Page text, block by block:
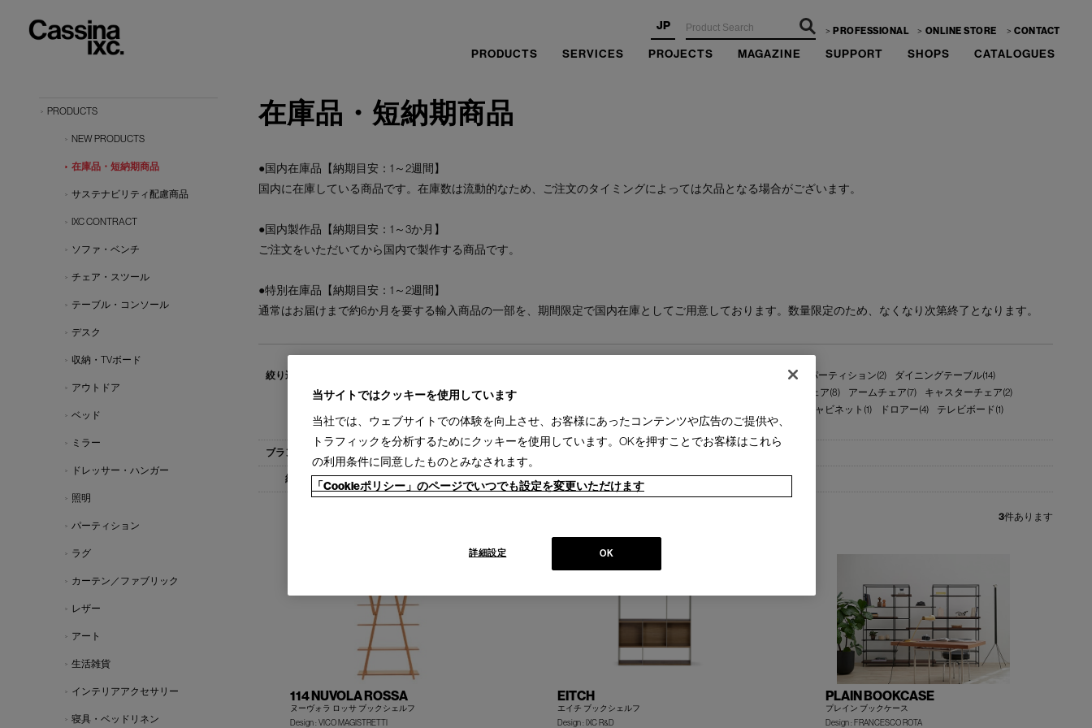
JP PROFESSIONAL ONLINE STORE CONTACT
PRODUCTS SERVICES PROJECTS MAGAZINE SUPPORT SHOPS CATALOGUES
在庫品・短納期商品
●国内在庫品【納期目安：1～2週間】
国内に在庫している商品です。在庫数は流動的なため、ご注文のタイミングによっては欠品となる場合がございます。
●国内製作品【納期目安：1～3か月】
ご注文をいただいてから国内で製作する商品です。
●特別在庫品【納期目安：1～2週間】
通常はお届けまで約6か月を要する輸入商品の一部を、期間限定で国内在庫としてご用意しております。数量限定のため、なくなり次第終了となります。
オットマン(2) パーティション(2)
ダイニングテーブル(14)
ローテーブル(13)
サイドテーブル(17) ミーティングテーブル(3) ラウンジチェア(8) アームチェア(7)
キャスターチェア(2)
キャビネット(1) ドロアー(4)
テレビボード(1)
ブックシェルフ(3)
ミラー(3) インテリアアクセサリー(4)
すべて 1-2週間［国内在庫品］(3)
3件あります
114 NUVOLA ROSSA
ヌーヴォラ ロッサ ブックシェルフ
Design : VICO MAGISTRETTI
EITCH
エイチ ブックシェルフ
Design : IXC R&D
PLAIN BOOKCASE
プレイン ブックケース
Design : FRANCESCO ROTA
PRODUCTS
NEW PRODUCTS
在庫品・短納期商品
サステナビリティ配慮商品
IXC CONTRACT
ソファ・ベンチ
チェア・スツール
テーブル・コンソール
デスク
収納・TVボード
アウトドア
ベッド
ミラー
ドレッサー・ハンガー
照明
パーティション
ラグ
カーテン／ファブリック
レザー
アート
生活雑貨
インテリアアクセサリー
寝具・ベッドリネン
当サイトではクッキーを使用しています
当社では、ウェブサイトでの体験を向上させ、お客様にあったコンテンツや広告のご提供や、
トラフィックを分析するためにクッキーを使用しています。OKを押すことでお客様はこれら
の利用条件に同意したものとみなされます。
「Cookieポリシー」のページでいつでも設定を変更いただけます
OK
詳細設定